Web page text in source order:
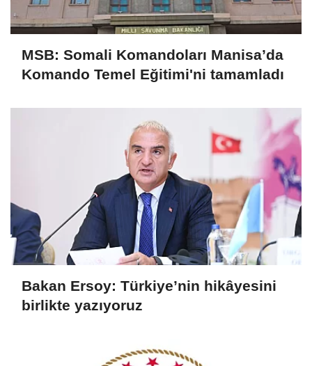
MSB: Somali Komandoları Manisa’da
Komando Temel Eğitimi'ni tamamladı
Bakan Ersoy: Türkiye’nin hikâyesini
birlikte yazıyoruz